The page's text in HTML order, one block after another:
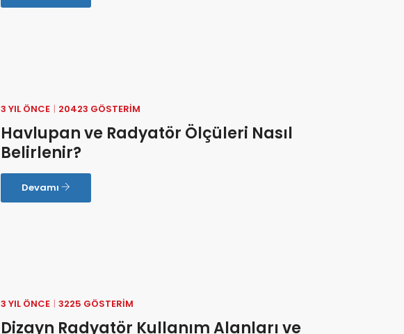
3 YIL ÖNCE 20423 GÖSTERIM
Havlupan ve Radyatör Ölçüleri Nasıl
Belirlenir?
Devamı
3 YIL ÖNCE 3225 GÖSTERIM
Dizayn Radyatör Kullanım Alanları ve